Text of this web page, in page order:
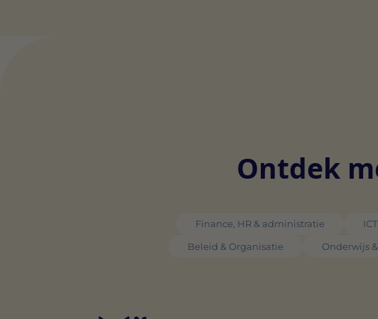
Ontdek
Finance, HR & administratie ICT
Beleid & Organisatie
Onderwijs